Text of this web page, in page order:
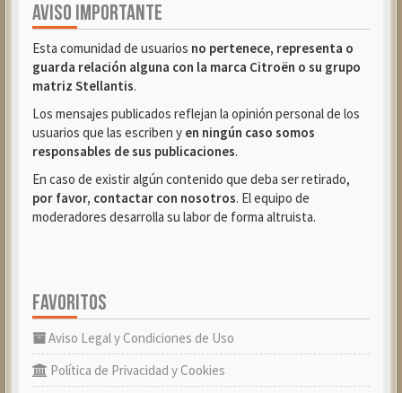
AVISO IMPORTANTE
Esta comunidad de usuarios no pertenece, representa o
guarda relación alguna con la marca Citroën o su grupo
matriz Stellantis.
Los mensajes publicados reflejan la opinión personal de los
usuarios que las escriben y en ningún caso somos
responsables de sus publicaciones.
En caso de existir algún contenido que deba ser retirado,
por favor, contactar con nosotros. El equipo de
moderadores desarrolla su labor de forma altruista.
FAVORITOS
Aviso Legal y Condiciones de Uso
Política de Privacidad y Cookies